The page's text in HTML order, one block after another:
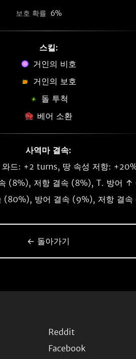
보호 확률 6%
스킬:
거인의 비호
거인의 보호
돌 투척
베어 소환
사역마 결속:
와드: +2 turns, 땅 속성 저항:
(8%), 저항 결속 (8%), T. 방어
(80%), 방어 결속 (9%), 저항 결
← 돌아가기
Reddit
Facebook